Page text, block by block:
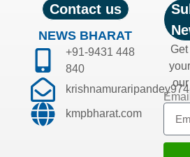
Contact us
NEWS BHARAT
+91-9431 448
840
kmpbharat.com